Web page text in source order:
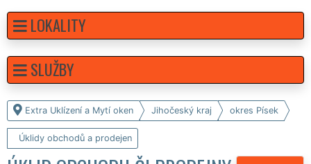
Extra Uklízení a Mytí oken Jihočeský kraj okres Písek
Úklidy obchodů a prodejen
LOKALITY
SLUŽBY